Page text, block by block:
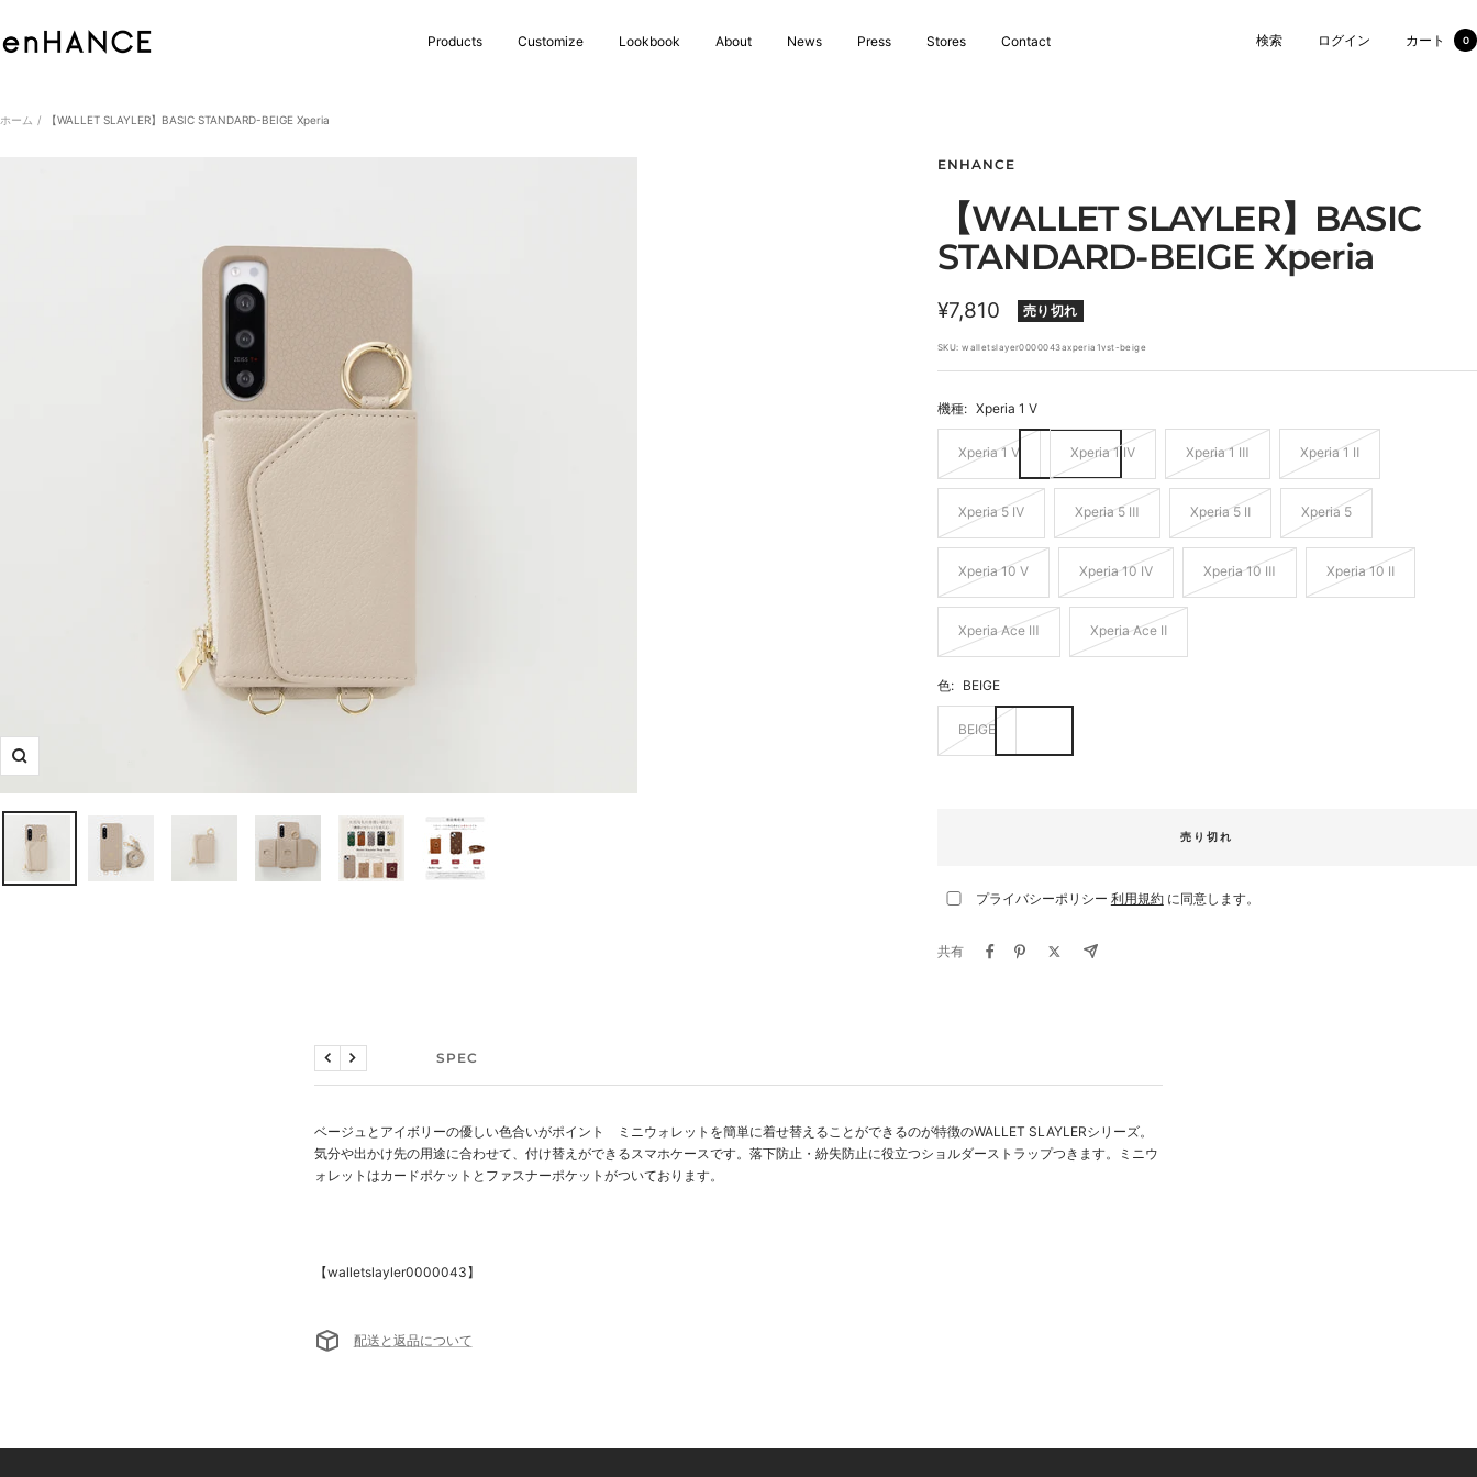
テ
へ
Products Customize Lookbook About News Press Stores Contact
enHANCE 検索 ログイン カート 0
ホーム 【WALLET SLAYLER】BASIC STANDARD-BEIGE Xperia
ズ
ム
イ
ENHANCE
【WALLET SLAYLER】BASIC
STANDARD-BEIGE Xperia
セ
ー
ル
価
¥7,810 売り切れ
SKU:walletslayer0000043axperia1vst-beige
機種: Xperia 1 Ⅴ
Xperia 1 Ⅴ Xperia 1 Ⅳ Xperia 1 Ⅲ Xperia 1 Ⅱ
Xperia 5 Ⅳ Xperia 5 Ⅲ Xperia 5 Ⅱ Xperia 5
Xperia 10 Ⅴ Xperia 10 Ⅳ Xperia 10 Ⅲ Xperia 10 Ⅱ
Xperia Ace Ⅲ Xperia Ace Ⅱ
色: BEIGE
BEIGE
売り切れ
プライバシーポリシー 利用規約に同意します。
共有
説明文 SPEC
戻
る
次
へ
ベージュとアイボリーの優しい色合いがポイント ミニウォレットを簡単に着せ替えることができるのが特徴のWALLET SLAYLERシリーズ。
気分や出かけ先の用途に合わせて、付け替えができるスマホケースです。落下防止・紛失防止に役立つショルダーストラップつきます。ミニウ
ォレットはカードポケットとファスナーポケットがついております。
【walletslayler0000043】
配送と返品について